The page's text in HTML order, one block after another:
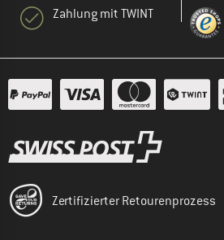
Zahlung mit TWINT
Zertifizierter Retourenprozess